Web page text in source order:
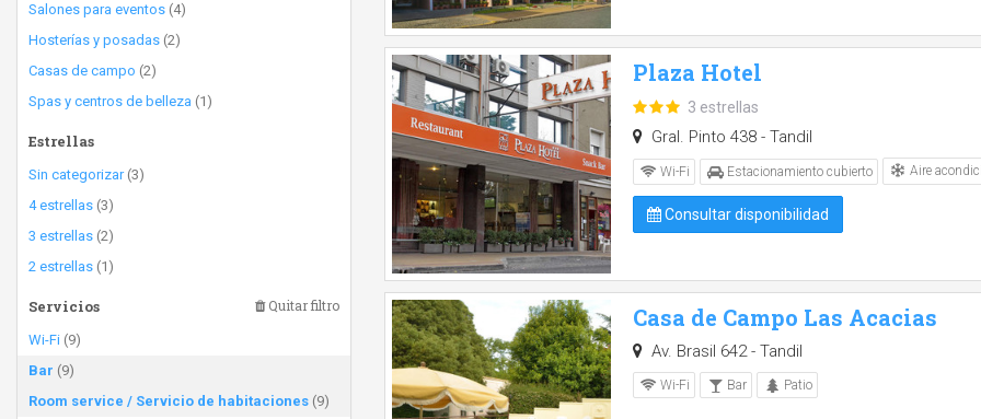
Salones para eventos (4)
Hosterías y posadas (2)
Casas de campo (2)
Spas y centros de belleza (1)
Estrellas
Sin categorizar(3)
4 estrellas (3)
3 estrellas (2)
2 estrellas (1)
Servicios Quitar filtro
Wi-Fi (9)
Bar (9)
Room service / Servicio de habitaciones (9)
Plaza Hotel
3 estrellas
Gral. Pinto 438 - Tandil
Wi-Fi Estacionamiento cubierto Aire
Consultar disponibilidad
Casa de Campo Las Acacias
Av. Brasil 642 - Tandil
Wi-Fi Bar Patio